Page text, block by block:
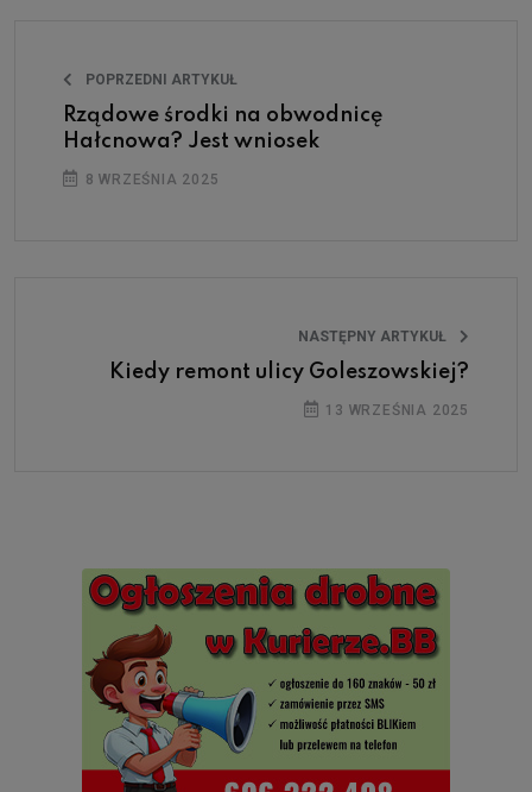
POPRZEDNI ARTYKUŁ
Rządowe środki na obwodnicę
Hałcnowa? Jest wniosek
8 WRZEŚNIA 2025
NASTĘPNY ARTYKUŁ
Kiedy remont ulicy Goleszowskiej?
13 WRZEŚNIA 2025